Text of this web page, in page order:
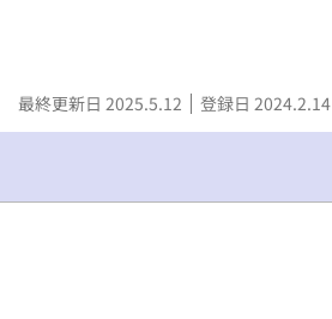
最終更新日 2025.5.12 登録日 2024.2.14